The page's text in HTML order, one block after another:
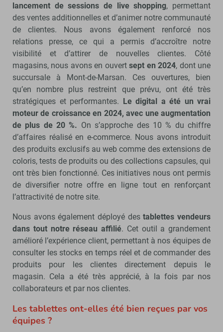
lancement de sessions de live shopping, permettant
des ventes additionnelles et d’animer notre communauté
de clientes. Nous avons également renforcé nos
relations presse, ce qui a permis d’accroître notre
visibilité et d’attirer de nouvelles clientes. Côté
magasins, nous avons en ouvertsept en 2024, dont une
succursale à Mont-de-Marsan. Ces ouvertures, bien
qu’en nombre plus restreint que prévu, ont été très
stratégiques et performantes. Le digital a été un vrai
moteur de croissance en 2024, avec une augmentation
de plus de 20 %. On s’approche des 10 % du chiffre
d’affaires réalisé en e-commerce. Nous avons introduit
des produits exclusifs au web comme des extensions de
coloris, tests de produits ou des collections capsules, qui
ont très bien fonctionné. Ces initiatives nous ont permis
de diversifier notre offre en ligne tout en renforçant
l’attractivité de notre site.
Nous avons également déployé destablettes vendeurs
dans tout notre réseau affilié. Cet outil a grandement
amélioré l’expérience client, permettant à nos équipes de
consulter les stocks en temps réel et de commander des
produits pour les clientes directement depuis le
magasin. Cela a été très apprécié, à la fois par nos
collaborateurs et par nos clientes.
Les tablettes ont-elles été bien reçues par vos
équipes ?